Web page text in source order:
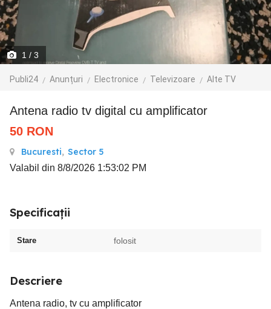
1 / 3
Publi24 Anunțuri Electronice Televizoare Alte TV
Antena radio tv digital cu amplificator
50 RON
Bucuresti, Sector 5
Valabil din 8/8/2026 1:53:02 PM
Specificații
Stare folosit
Descriere
Antena radio, tv cu amplificator